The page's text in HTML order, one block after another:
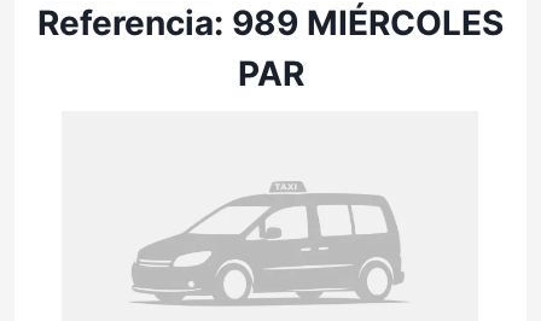
Referencia: 989 MIÉRCOLES
PAR